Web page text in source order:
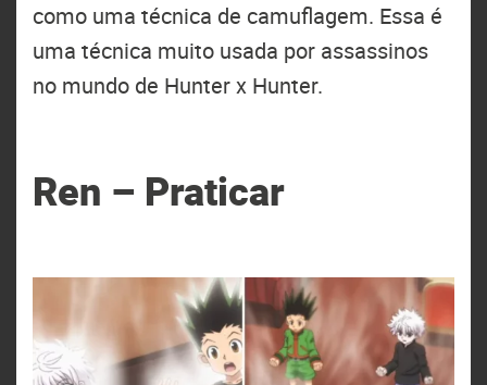
como uma técnica de camuflagem. Essa é
uma técnica muito usada por assassinos
no mundo de Hunter x Hunter.
Ren – Praticar